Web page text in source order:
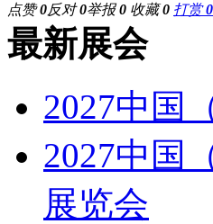
点赞0反对0举报0 收藏0 打赏0
最新展会
2027中国
2027中国
展览会